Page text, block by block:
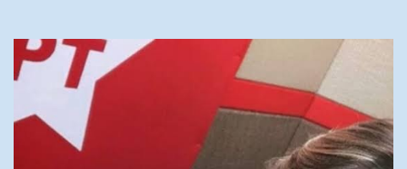
na RN-118, entre Macau e Pendências. Segundo a Polícia Militar,
dois carros que seguiam em sentidos opostos bateram de frente.
Um dos condutores apresentava sinais de embriaguez, foi levado
ao Hospital Regional Tarcísio Maia, em Mossoró, e autuado em
flagrante. O exame pericial para confirmar a presença de álcool no
organismo está em andamento. No outro veículo estavam